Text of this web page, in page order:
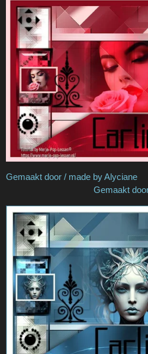
Gemaakt door /
Gemaakt door /